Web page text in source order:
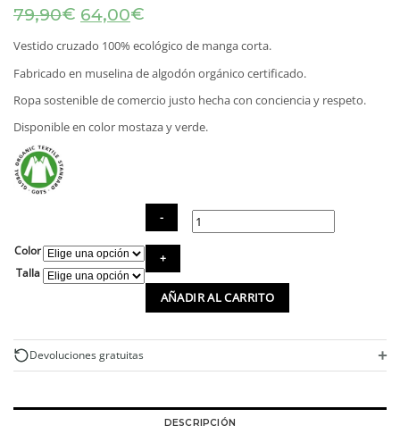
79,90€ El
precio
original
79,90€.
64,00€
actual
es:
64,00€.
Vestido cruzado 100% ecológico de manga corta.
Fabricado en muselina de algodón orgánico certificado.
Ropa sostenible de comercio justo hecha con conciencia y respeto.
Disponible en color mostaza y verde.
Color
Talla
de
manga
corta
AÑADIR AL CARRITO
Devoluciones gratuitas +
DESCRIPCIÓN